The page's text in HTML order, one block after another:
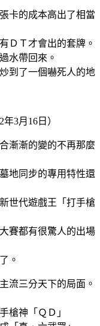
卡的成本高出了相當
ＤＴ才會出的套牌。
水帶回來。
到了一個嚇死人的地
3月16日）
漸漸的變的不再那麼
地同步的專用特性還
世代遊戲王「打手槍
賽都有很驚人的出場
。
流三分天下的局面。
槍神「ＱＤ」